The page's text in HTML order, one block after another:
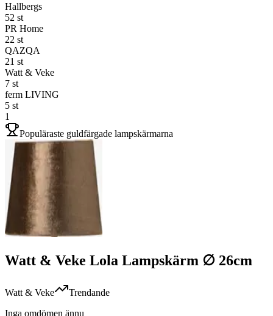
Hallbergs
52 st
PR Home
22 st
QAZQA
21 st
Watt & Veke
7 st
ferm LIVING
5 st
1
Populäraste guldfärgade lampskärmarna
Watt & Veke Lola Lampskärm ∅ 26cm
Watt & Veke
Trendande
Inga omdömen ännu